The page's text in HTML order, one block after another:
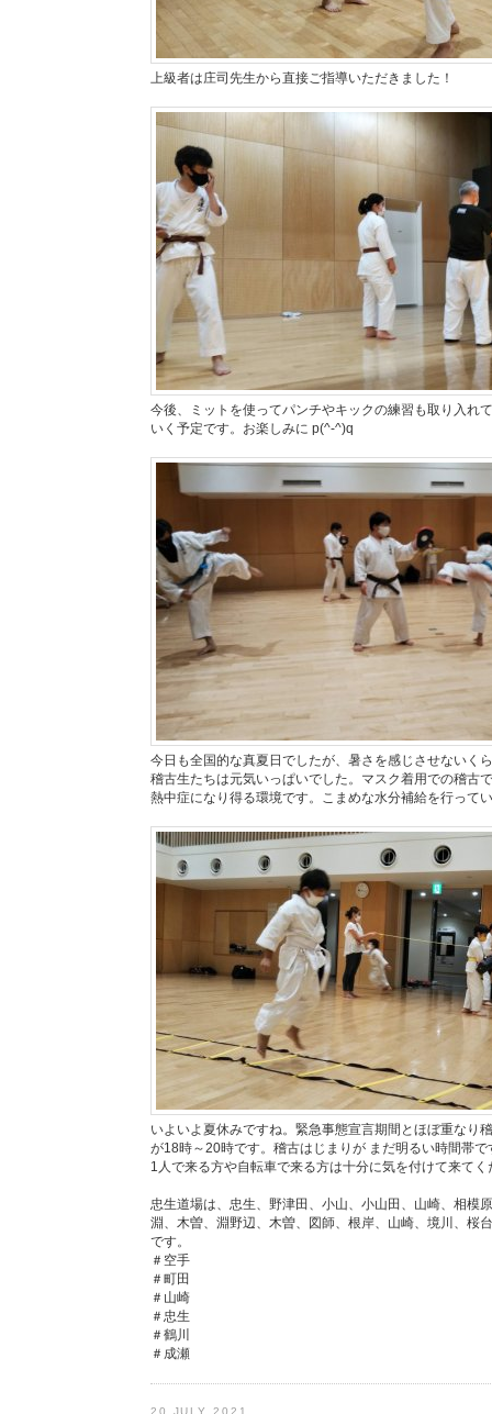
上級者は庄司先生から直接ご指導いただきました！
今後、ミットを使ってパンチやキックの練習も取り入れて
いく予定です。お楽しみに p(^-^)q
今日も全国的な真夏日でしたが、暑さを感じさせないく
稽古生たちは元気いっぱいでした。マスク着用での稽古で
熱中症になり得る環境です。こまめな水分補給を行って
いよいよ夏休みですね。緊急事態宣言期間とほぼ重なり
が18時～20時です。稽古はじまりが まだ明るい時間帯で
1人で来る方や自転車で来る方は十分に気を付けて来てく
忠生道場は、忠生、野津田、小山、小山田、山崎、相模
淵、木曽、淵野辺、木曽、図師、根岸、山崎、境川、桜
です。
＃空手
＃町田
＃山崎
＃忠生
＃鶴川
＃成瀬
20 JULY 2021